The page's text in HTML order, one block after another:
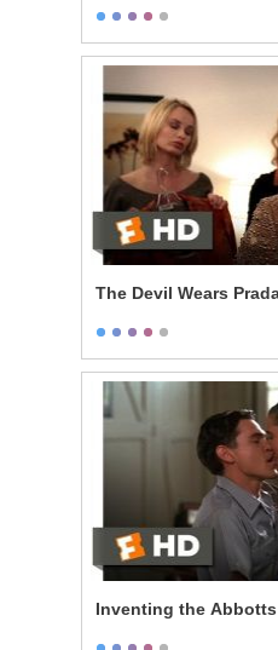
The Devil Wears
Inventing the Abbotts